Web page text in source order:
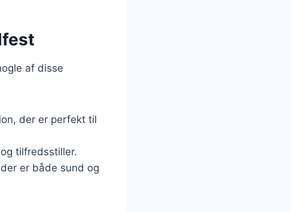
af disse
der er perfekt til
tilfredsstiller.
er både sund og